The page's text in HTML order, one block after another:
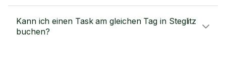
Kann ich einen Task am gleichen Tag in Steglitz
buchen?